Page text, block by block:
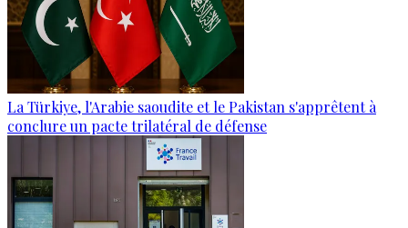
La Türkiye, l'Arabie saoudite et le Pakistan s'apprêtent à
conclure un pacte trilatéral de défense